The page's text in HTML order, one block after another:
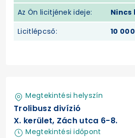
Az Ön licitjének ideje:
Licitlépcső:
10
Megtekintési helyszín
Trolibusz divízió
X. kerület, Zách utca 6-8.
Megtekintési időpont